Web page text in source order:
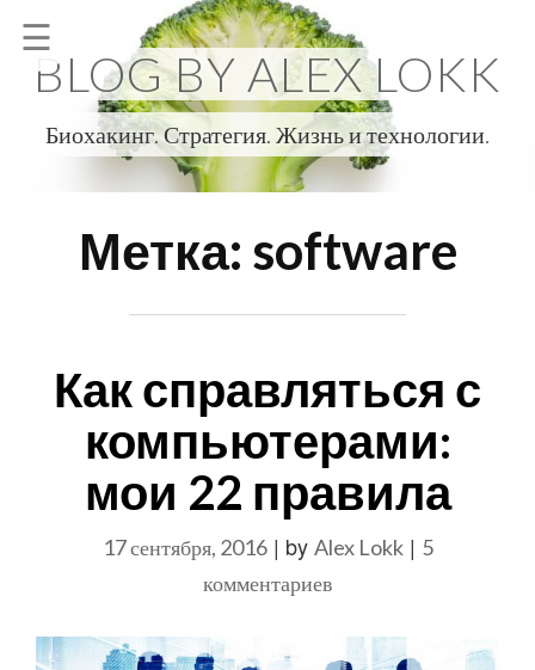
contentBLOG BY ALEX LOKK
Биохакинг. Стратегия. Жизнь и технологии.
☰
Метка: software
Как справляться с
компьютерами:
мои 22 правила
17 сентября, 2016| by Alex Lokk| 5
комментариевк